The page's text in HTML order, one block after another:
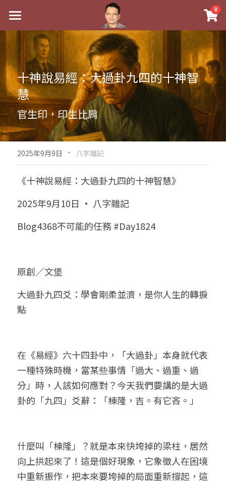
0
最新消息
關於我
實體經營
祖傳命理
手工印鑑
課程介紹
五行八字學
後天派陽宅
Blog
黃金會員專區
八字雜記
心靈成長
人氣最高
臉書生活
好書推廌
試閱專區
Podcast聽書
團隊訓練營
八字視頻
線上直播
自我挑戰
線上學苑
八字初階班1
八字初階班2
八字中階班
八字高階班
五行計算高階班
團隊訓練營
命理商城
八字完整班
科學八字推理PDF
八字批命
我的著作
科學八字推理2
科學八字推理3
批命預約
上課預約
登錄/註冊
搜索
support@p8zicourse.com
十神說易經：大過卦九四的十神智
慧
官生印，印生比肩
2025年9月9日 · 八字雜記
《十神說易經：大過卦九四的十神智慧》
2025年9月10日 · 八字雜記
Blog4368不可能的任務 #Day1824
原創／文堡
大過卦九四爻：學會剛柔並濟，是你人生的轉捩
點
在《易經》六十四卦中，「大過卦」本身就代表
一種特殊時機，當某些事情「過大、過重、過
分」時，人該如何應對？今天我們要講的是大過
卦的「九四」爻辭：「棟隆，吉。有它吝。」
什麼叫「棟隆」？就是本來快垮掉的梁柱，居然
向上拱起來了！這是個好現象，它象徵人在困境
中重新振作，把本來要垮掉的局面重新撐起，這
×
商品分類
八字線上完整班
科學八字推理PDF
《十神高階實戰錄》完整典藏版
1美元超值PDF